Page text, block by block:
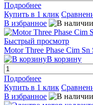
Подробнее
Купить в 1 клик
В избранное
Быстрый просмотр
Motor Three Phase Cim
В корзину
Подробнее
Купить в 1 клик
В избранное